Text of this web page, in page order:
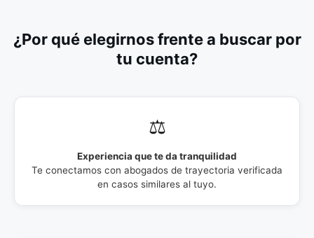
¿Por qué elegirnos frente a buscar por
tu cuenta?
⚖️
Experiencia que te da tranquilidad
Te conectamos con abogados de trayectoria verificada
en casos similares al tuyo.